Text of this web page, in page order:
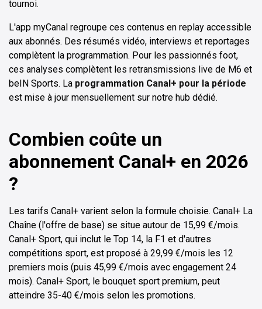
tournoi.
L'app myCanal regroupe ces contenus en replay accessible
aux abonnés. Des résumés vidéo, interviews et reportages
complètent la programmation. Pour les passionnés foot,
ces analyses complètent les retransmissions live de M6 et
beIN Sports. La programmation Canal+ pour la période
est mise à jour mensuellement sur notre hub dédié.
Combien coûte un
abonnement Canal+ en 2026
?
Les tarifs Canal+ varient selon la formule choisie. Canal+ La
Chaîne (l'offre de base) se situe autour de 15,99 €/mois.
Canal+ Sport, qui inclut le Top 14, la F1 et d'autres
compétitions sport, est proposé à 29,99 €/mois les 12
premiers mois (puis 45,99 €/mois avec engagement 24
mois). Canal+ Sport, le bouquet sport premium, peut
atteindre 35-40 €/mois selon les promotions.